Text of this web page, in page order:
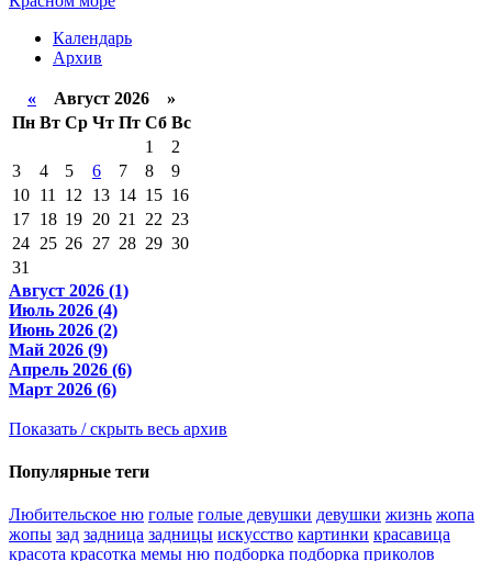
Календарь
Архив
« Август 2026 »
Пн Вт Ср Чт Пт Сб Вс
1
2
3
4 5 6 7 8
9
10 11 12 13 14 15 16
17 18 19 20 21 22 23
24 25 26 27 28 29 30
31
Август 2026 (1)
Июль 2026 (4)
Июнь 2026 (2)
Май 2026 (9)
Апрель 2026 (6)
Март 2026 (6)
Показать / скрыть весь архив
Популярные теги
Любительское ню голые голые девушки девушки жизнь жопа
жопы зад задница задницы искусство картинки красавица
красота красотка мемы ню подборка подборка приколов